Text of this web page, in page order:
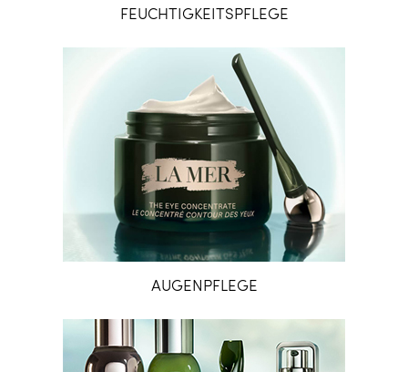
FEUCHTIGKEITSPFLEGE
AUGENPFLEGE